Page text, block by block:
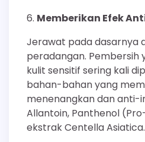
Memberikan Efek
Jerawat pada dasarnya
peradangan. Pembersih
kulit sensitif sering kali
bahan-bahan yang
menenangkan dan anti-
Allantoin, Panthenol
ekstrak Centella Asiatica.